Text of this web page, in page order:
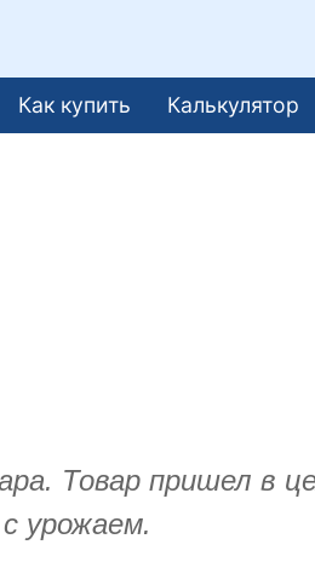
Как купить Калькулятор
Товар пришел в
урожаем.